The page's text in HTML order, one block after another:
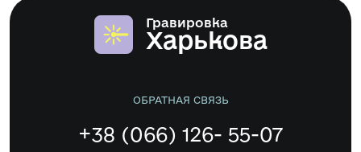
Гравировка
Харькова
ОБРАТНАЯ СВЯЗЬ
+38 (066) 126- 55-07